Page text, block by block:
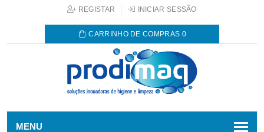
REGISTAR INICIAR SESSÃO
CARRINHO DE COMPRAS 0
MENU